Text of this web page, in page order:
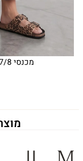
מכנסי 7/8 – נייבי – שרוך ורוד – שילה